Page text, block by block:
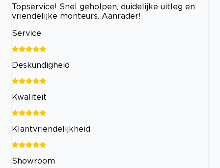
Topservice! Snel geholpen, duidelijke uitleg en
vriendelijke monteurs. Aanrader!
Service
Deskundigheid
Kwaliteit
Klantvriendelijkheid
Showroom